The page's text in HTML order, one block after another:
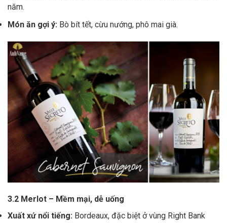
năm.
Món ăn gợi ý: Bò bít tết, cừu nướng, phô mai già.
3.2 Merlot – Mềm mại, dễ uống
Xuất xứ nổi tiếng: Bordeaux, đặc biệt ở vùng Right Bank